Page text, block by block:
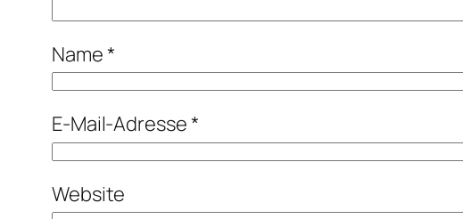
Name*
E-Mail-Adresse*
Website